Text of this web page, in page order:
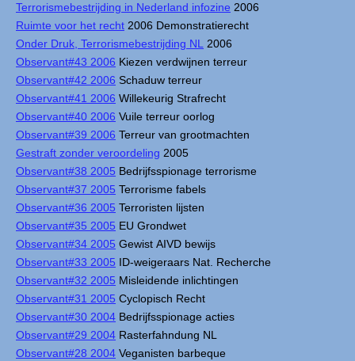
Terrorismebestrijding in Nederland infozine 2006
Ruimte voor het recht 2006 Demonstratierecht
Onder Druk, Terrorismebestrijding NL
2006
Observant#43 2006 Kiezen verdwijnen terreur
Observant#42 2006 Schaduw terreur
Observant#41 2006 Willekeurig Strafrecht
Observant#40 2006 Vuile terreur oorlog
Observant#39 2006 Terreur van grootmachten
Gestraft zonder veroordeling 2005
Observant#38 2005 Bedrijfsspionage terrorisme
Observant#37 2005 Terrorisme fabels
Observant#36 2005 Terroristen lijsten
Observant#35 2005 EU Grondwet
Observant#34 2005 Gewist AIVD bewijs
Observant#33 2005 ID-weigeraars Nat. Recherche
Observant#32 2005 Misleidende inlichtingen
Observant#31 2005 Cyclopisch Recht
Observant#30 2004 Bedrijfsspionage acties
Observant#29 2004 Rasterfahndung NL
Observant#28 2004 Veganisten barbeque